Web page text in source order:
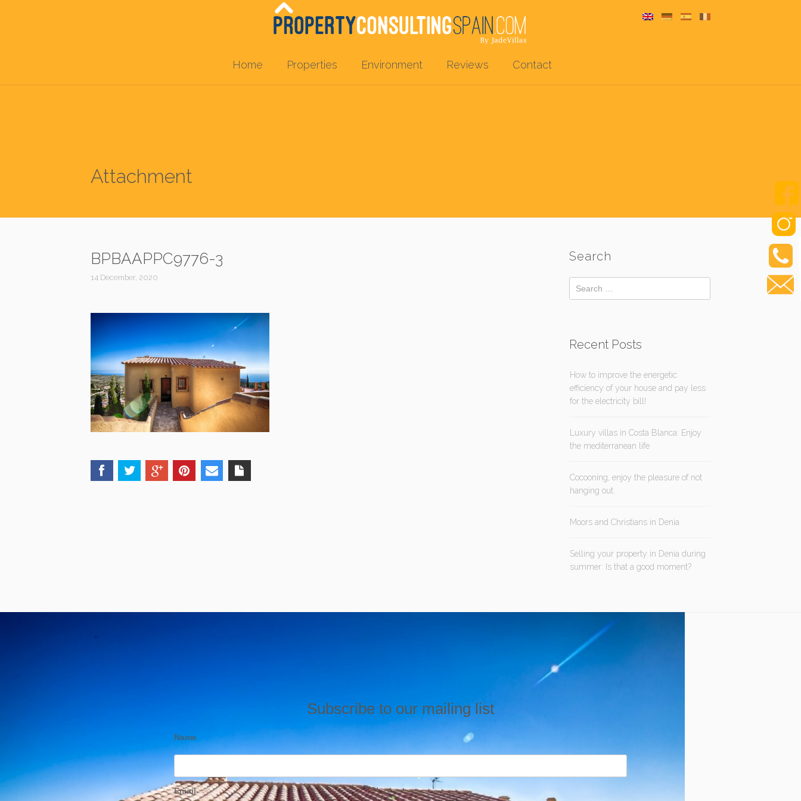
Home Properties Environment Reviews Contact
Attachment
BPBAAPPC9776-3
14 December, 2020
Search
Recent Posts
How to improve the energetic
efficiency of your house and pay less
for the electricity bill!
Luxury villas in Costa Blanca: Enjoy
the mediterranean life
Cocooning, enjoy the pleasure of not
hanging out.
Moors and Christians in Denia
Selling your property in Denia during
summer: Is that a good moment?
Subscribe to our mailing list
Name
Email